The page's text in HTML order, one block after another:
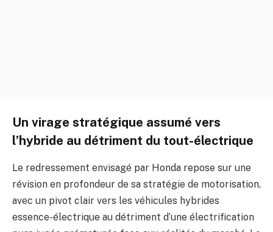
Un virage stratégique assumé vers
l’hybride au détriment du tout-électrique
Le redressement envisagé par Honda repose sur une
révision en profondeur de sa stratégie de motorisation,
avec un pivot clair vers les véhicules hybrides
essence-électrique au détriment d’une électrification